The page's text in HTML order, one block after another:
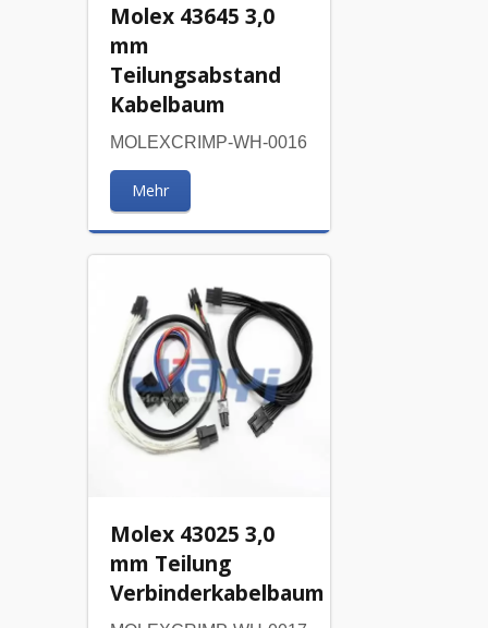
Molex 43645 3,0
mm
Teilungsabstand
Kabelbaum
MOLEXCRIMP-WH-0016
Mehr
Molex 43025 3,0
mm Teilung
Verbinderkabelbaum